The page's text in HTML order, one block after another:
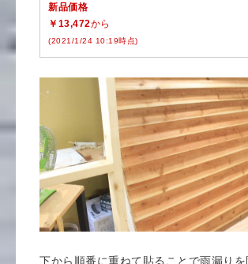
新品価格
￥13,472から
(2021/1/24 10:19時点)
下から順番に重ねて貼ることで雨漏り